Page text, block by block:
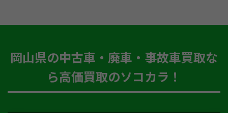
岡山県の中古車・廃車・事故車買取な
ら高価買取のソコカラ！